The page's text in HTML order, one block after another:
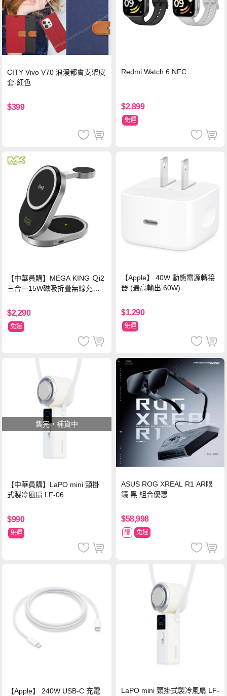
CITY Vivo V70 浪漫都會支架皮
套-紅色
$399
Redmi Watch 6 NFC
$2,899
免運
【中華員購】MEGA KING Ｑi2
三合一15W磁吸折疊無線充電
$2,290
免運
【Apple】 40W 動態電源轉接
器 (最高輸出 60W)
$1,290
免運
售完，補貨中
【中華員購】LaPO mini 頸掛
式製冷風扇 LF-06
$990
免運
ASUS ROG XREAL R1 AR眼
鏡 黑 組合優惠
$58,998
贈 免運
【Apple】 240W USB-C 充電
LaPO mini 頸掛式製冷風扇 LF-